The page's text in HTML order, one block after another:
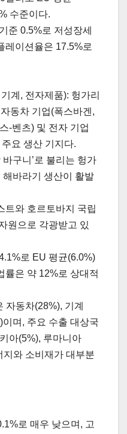
수준이다.
준 0.5%로 저성장세
레이션율은 17.5%로
계, 전자제품): 헝가리
동차 기업(폭스바겐,
-벤츠) 및 전자 기업
요 생산 기지다.
바구니’로 불리는 헝가
해바라기 생산이 활발
트와 호르토바지 국립
원으로 각광받고 있
로 EU 평균(6.0%)
률은 약 12%로 상대적
자동차(28%), 기계
며, 주요 수출 대상국
아(5%), 루마니아
지와 소비재가 대부분
로 매우 낮으며, 고